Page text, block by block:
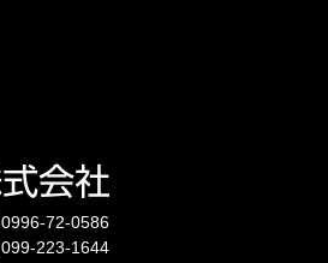
0996-72-0586
099-223-1644